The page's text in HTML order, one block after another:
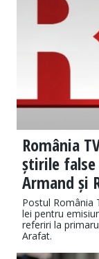
România
știrile
Armand și
Postul România
lei pentru
referiri la
Arafat.